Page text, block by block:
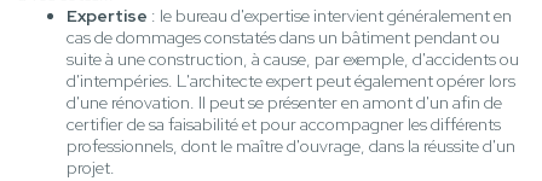
Expertise : le bureau d'expertise intervient généralement en
cas de dommages constatés dans un bâtiment pendant ou
suite à une construction, à cause, par exemple, d'accidents ou
d'intempéries. L'architecte expert peut également opérer lors
d'une rénovation. Il peut se présenter en amont d'un afin de
certifier de sa faisabilité et pour accompagner les différents
professionnels, dont le maître d'ouvrage, dans la réussite d'un
projet.